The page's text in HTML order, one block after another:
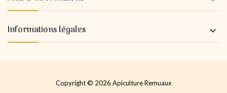
Informations légales 
Copyright © 2026 Apiculture Remuaux